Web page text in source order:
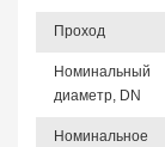
Проход
Номинальный
диаметр, DN
Номинальное